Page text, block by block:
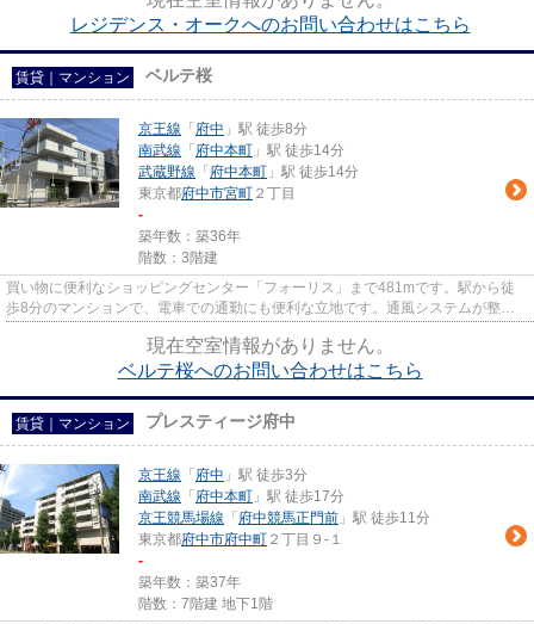
レジデンス・オークへのお問い合わせはこちら
賃貸｜マンション ベルテ桜
京王線 「 府中 」駅 徒歩8分
南武線 「 府中本町 」駅 徒歩14分
武蔵野線 「 府中本町 」駅 徒歩14分
東京都府中市宮町 ２丁目
-
築年数：築36年
階数：3階建
買い物に便利なショッピングセンター「フォーリス」まで481mです。駅から徒
歩8分のマンションで、電車での通勤にも便利な立地です。通風システムが整っ
現在空室情報がありません。
ベルテ桜へのお問い合わせはこちら
賃貸｜マンション プレスティージ府中
京王線 「 府中 」駅 徒歩3分
南武線 「 府中本町 」駅 徒歩17分
京王競馬場線 「 府中競馬正門前 」駅 徒歩11分
東京都府中市府中町 ２丁目９-１
-
築年数：築37年
階数：7階建 地下1階